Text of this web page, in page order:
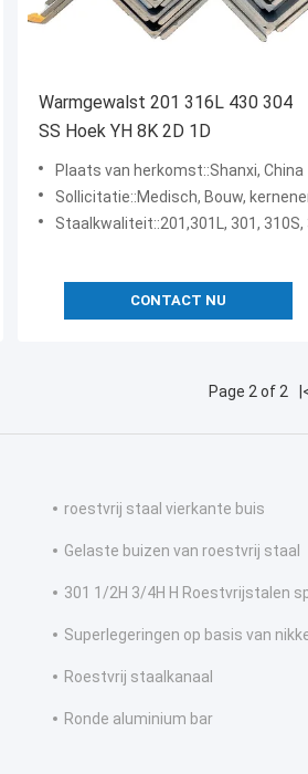
Warmgewalst 201 316L 430 304
SS Hoek YH 8K 2D 1D
Plaats van herkomst::Shanxi, China
Sollicitatie::Medisch, Bouw, kernenergie,
Staalkwaliteit::201,301L, 301, 310S, 316L, 316, 321, 436L, 304, 439, 436,
CONTACT NU
Page 2 of 2
roestvrij staal vierkante buis
Gelaste buizen van roestvrij staal
301 1/2H 3/4H H Roestvrijstalen
Superlegeringen op basis van
Roestvrij staalkanaal
Ronde aluminium bar